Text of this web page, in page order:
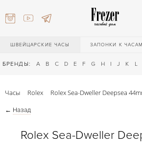
ШВЕЙЦАРСКИЕ ЧАСЫ ЗАПОНКИ К ЧАСАМ
БРЕНДЫ: A B C D E F G H I J K L
Часы Rolex Rolex Sea-Dweller Deepsea
← Назад
Rolex Sea-Dweller